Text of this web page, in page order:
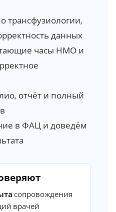
трансфузиологии,
данных
часы НМО и
отчёт и полный
в ФАЦ и доведём
сопровождения
врачей